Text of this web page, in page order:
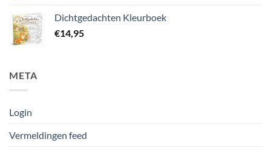
Dichtgedachten Kleurboek
€14,95
META
Login
Vermeldingen feed